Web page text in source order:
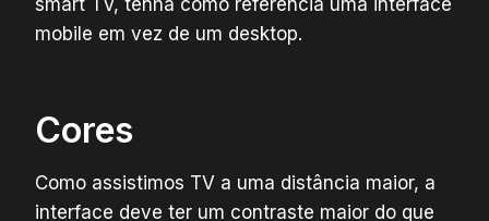
smart TV, tenha como referência uma interface
mobile em vez de um desktop.
Cores
Como assistimos TV a uma distância maior, a
interface deve ter um contraste maior do que